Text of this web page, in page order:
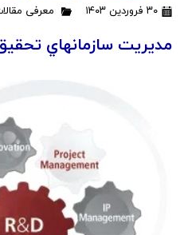
۳۰ فروردین ۱۴۰۳ معرفی
مديريت سازمانهاي